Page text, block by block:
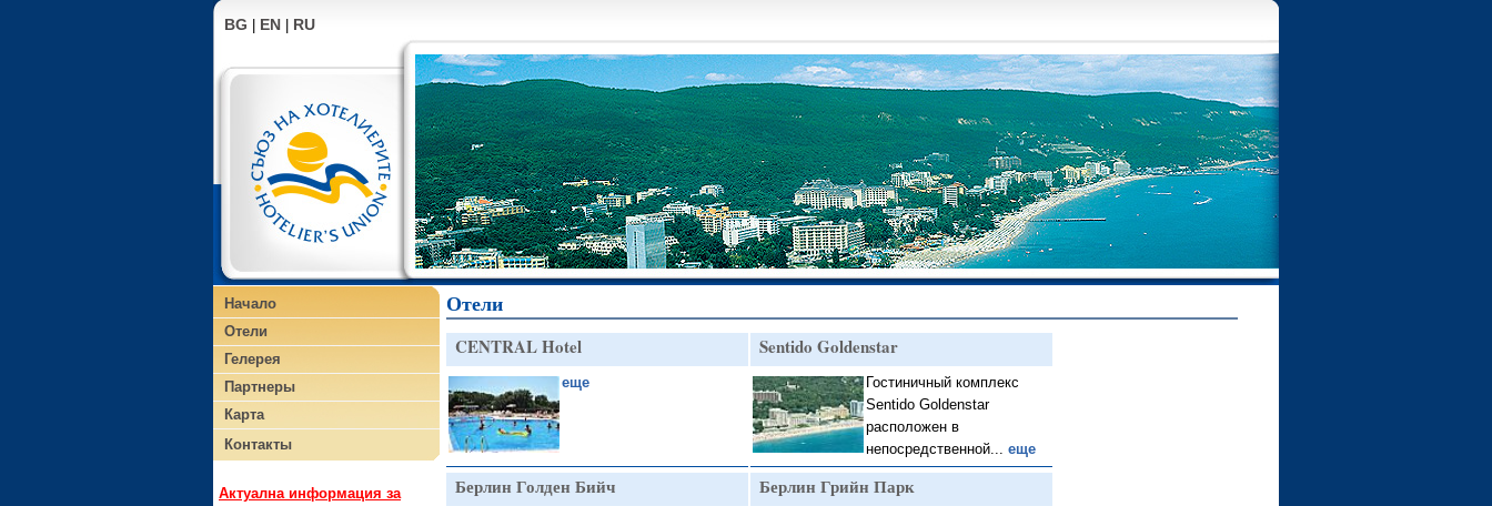
BG EN RU
Начало
Отели
Гелерея
Партнеры
Карта
Контакты
Актуална информация за
Отели
CENTRAL Hotel
еще
Sentido Goldenstar
Гостиничный комплекс
Sentido Goldenstar
расположен в
непосредственной... еще
Берлин Голден Бийч Берлин Грийн Парк